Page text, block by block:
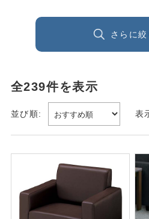
さらに
全239件を表示
並び順: 表